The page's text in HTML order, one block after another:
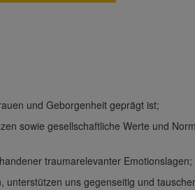
und Geborgenheit geprägt ist;
sowie gesellschaftliche Werte und
traumarelevanter Emotionslagen;
unterstützen uns gegenseitig und